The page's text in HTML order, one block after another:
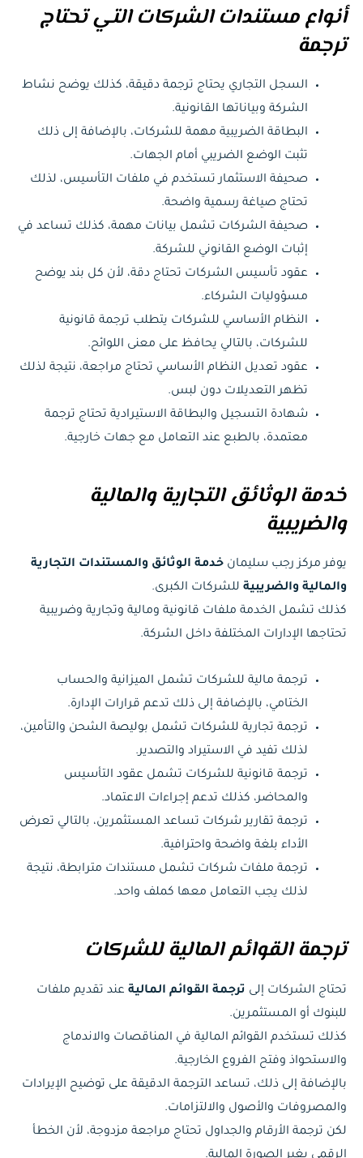
أنواع مستندات الشركات التي تحتاج
ترجمة
السجل التجاري يحتاج ترجمة دقيقة، كذلك يوضح نشاط
الشركة وبياناتها القانونية.
البطاقة الضريبية مهمة للشركات، بالإضافة إلى ذلك
تثبت الوضع الضريبي أمام الجهات.
صحيفة الاستثمار تستخدم في ملفات التأسيس، لذلك
تحتاج صياغة رسمية واضحة.
صحيفة الشركات تشمل بيانات مهمة، كذلك تساعد في
إثبات الوضع القانوني للشركة.
عقود تأسيس الشركات تحتاج دقة، لأن كل بند يوضح
مسؤوليات الشركاء.
النظام الأساسي للشركات يتطلب ترجمة قانونية
للشركات، بالتالي يحافظ على معنى اللوائح.
عقود تعديل النظام الأساسي تحتاج مراجعة، نتيجة لذلك
تظهر التعديلات دون لبس.
شهادة التسجيل والبطاقة الاستيرادية تحتاج ترجمة
معتمدة، بالطبع عند التعامل مع جهات خارجية.
خدمة الوثائق التجارية والمالية
والضريبية
يوفر مركز رجب سليمان خدمة الوثائق والمستندات التجارية
والمالية والضريبية للشركات الكبرى.
كذلك تشمل الخدمة ملفات قانونية ومالية وتجارية وضريبية
تحتاجها الإدارات المختلفة داخل الشركة.
ترجمة مالية للشركات تشمل الميزانية والحساب
الختامي، بالإضافة إلى ذلك تدعم قرارات الإدارة.
ترجمة تجارية للشركات تشمل بوليصة الشحن والتأمين،
لذلك تفيد في الاستيراد والتصدير.
ترجمة قانونية للشركات تشمل عقود التأسيس
والمحاضر، كذلك تدعم إجراءات الاعتماد.
ترجمة تقارير شركات تساعد المستثمرين، بالتالي تعرض
الأداء بلغة واضحة واحترافية.
ترجمة ملفات شركات تشمل مستندات مترابطة، نتيجة
لذلك يجب التعامل معها كملف واحد.
ترجمة القوائم المالية للشركات
تحتاج الشركات إلى ترجمة القوائم المالية عند تقديم ملفات
للبنوك أو المستثمرين.
كذلك تستخدم القوائم المالية في المناقصات والاندماج
والاستحواذ وفتح الفروع الخارجية.
بالإضافة إلى ذلك، تساعد الترجمة الدقيقة على توضيح الإيرادات
والمصروفات والأصول والالتزامات.
لكن ترجمة الأرقام والجداول تحتاج مراجعة مزدوجة، لأن الخطأ
الرقمي يغير الصورة المالية.